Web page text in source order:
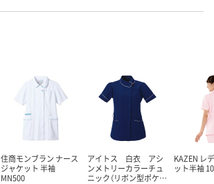
住商モンブラン ナース
ジャケット 半袖
MN500
アイトス 白衣 アシ
ンメトリーカラーチュ
ニック（リボン型ポケ…
KAZEN レ
ット半袖